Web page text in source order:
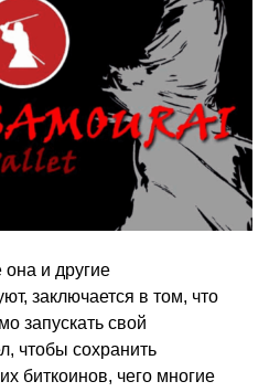
и другие
заключается в том, что
запускать свой
чтобы сохранить
биткоинов, чего многие